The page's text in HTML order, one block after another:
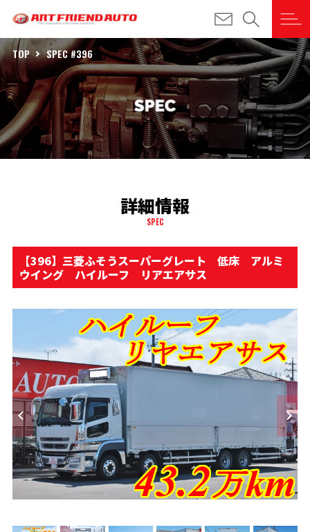
TOP SPEC #396
詳細情報
SPEC
【396】三菱ふそうスーパーグレート 低床 アルミ
ウイング ハイルーフ リアエアサス